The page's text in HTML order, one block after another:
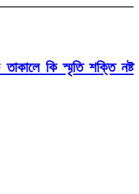
তাকালে কি স্মৃতি শক্তি নষ্ট